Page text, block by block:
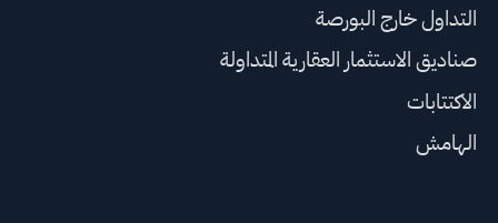
التداول خارج البورصة
صناديق الاستثمار العقارية المتداولة
الاكتتابات
الهامش